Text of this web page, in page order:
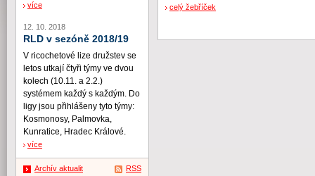
celý žebříček
více
12. 10. 2018
RLD v sezóně 2018/19
V ricochetové lize družstev se
letos utkají čtyři týmy ve dvou
kolech (10.11. a 2.2.)
systémem každý s každým. Do
ligy jsou přihlášeny tyto týmy:
Kosmonosy, Palmovka,
Kunratice, Hradec Králové.
více
Archív aktualit RSS